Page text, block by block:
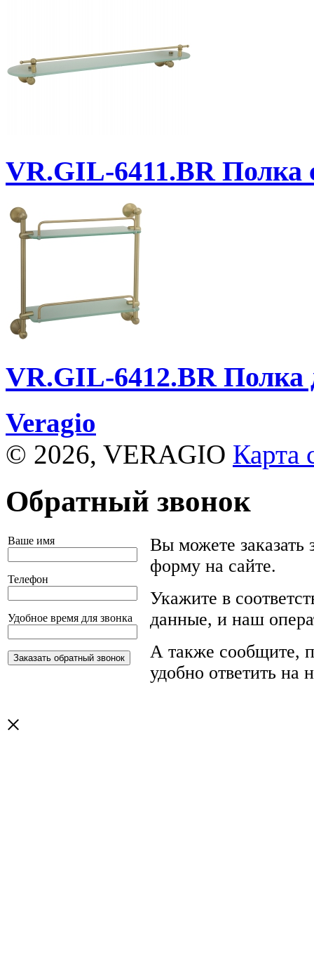
VR.GIL-6411.BRПолка
VR.GIL-6412.BRПолка
Veragio
© 2026, VERAGIO Карта
Обратный звонок
Ваше имя
Телефон
Удобное время для звонка
Вы можете заказать
форму на сайте.
Укажите в
данные, и наш
А также сообщите,
удобно ответить на
×